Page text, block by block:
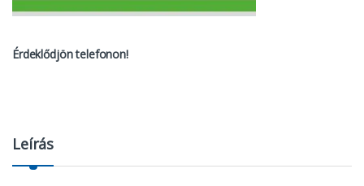
Érdeklődjön telefonon!
Leírás